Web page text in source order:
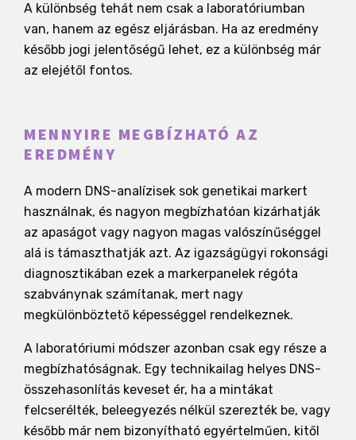
A különbség tehát nem csak a laboratóriumban
van, hanem az egész eljárásban. Ha az eredmény
később jogi jelentőségű lehet, ez a különbség már
az elejétől fontos.
MENNYIRE MEGBÍZHATÓ AZ
EREDMÉNY
A modern DNS-analízisek sok genetikai markert
használnak, és nagyon megbízhatóan kizárhatják
az apaságot vagy nagyon magas valószínűséggel
alá is támaszthatják azt. Az igazságügyi rokonsági
diagnosztikában ezek a markerpanelek régóta
szabványnak számítanak, mert nagy
megkülönböztető képességgel rendelkeznek.
A laboratóriumi módszer azonban csak egy része a
megbízhatóságnak. Egy technikailag helyes DNS-
összehasonlítás keveset ér, ha a mintákat
felcserélték, beleegyezés nélkül szerezték be, vagy
később már nem bizonyítható egyértelműen, kitől